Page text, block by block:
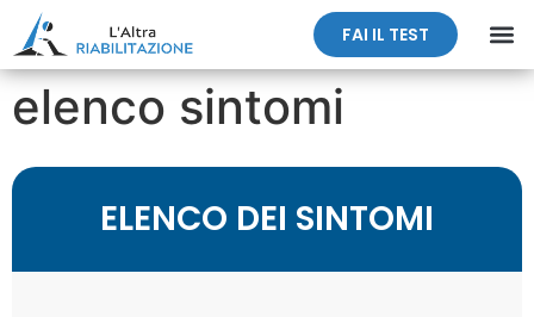
FAI IL TEST
elenco sintomi
ELENCO DEI SINTOMI